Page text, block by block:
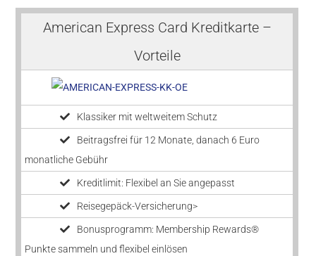
American Express Card Kreditkarte –
Vorteile
Klassiker mit weltweitem Schutz
Beitragsfrei für 12 Monate, danach 6 Euro
monatliche Gebühr
Kreditlimit: Flexibel an Sie angepasst
Reisegepäck-Versicherung>
Bonusprogramm: Membership Rewards®
Punkte sammeln und flexibel einlösen